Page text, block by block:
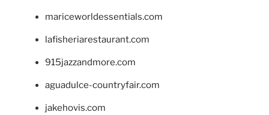
mariceworldessentials.com
lafisheriarestaurant.com
915jazzandmore.com
aguadulce-countryfair.com
jakehovis.com